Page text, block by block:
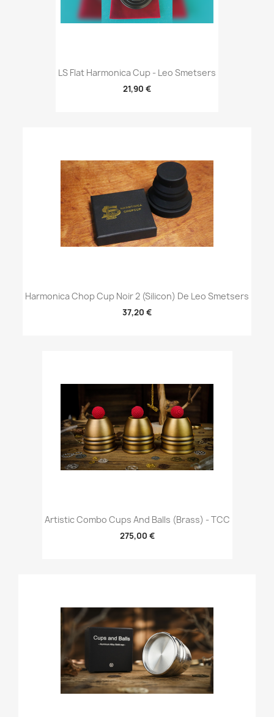
LS Flat Harmonica Cup - Leo Smetsers
21,90 €
Harmonica Chop Cup Noir 2 (Silicon) De Leo Smetsers
37,20 €
Artistic Combo Cups And Balls (Brass) - TCC
275,00 €